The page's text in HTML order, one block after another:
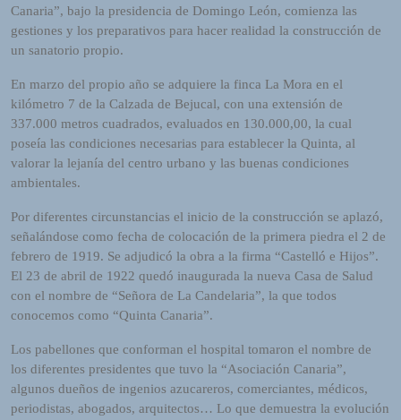
Canaria”, bajo la presidencia de Domingo León, comienza las
gestiones y los preparativos para hacer realidad la construcción de
un sanatorio propio.
En marzo del propio año se adquiere la finca La Mora en el
kilómetro 7 de la Calzada de Bejucal, con una extensión de
337.000 metros cuadrados, evaluados en 130.000,00, la cual
poseía las condiciones necesarias para establecer la Quinta, al
valorar la lejanía del centro urbano y las buenas condiciones
ambientales.
Por diferentes circunstancias el inicio de la construcción se aplazó,
señalándose como fecha de colocación de la primera piedra el 2 de
febrero de 1919. Se adjudicó la obra a la firma “Castelló e Hijos”.
El 23 de abril de 1922 quedó inaugurada la nueva Casa de Salud
con el nombre de “Señora de La Candelaria”, la que todos
conocemos como “Quinta Canaria”.
Los pabellones que conforman el hospital tomaron el nombre de
los diferentes presidentes que tuvo la “Asociación Canaria”,
algunos dueños de ingenios azucareros, comerciantes, médicos,
periodistas, abogados, arquitectos… Lo que demuestra la evolución